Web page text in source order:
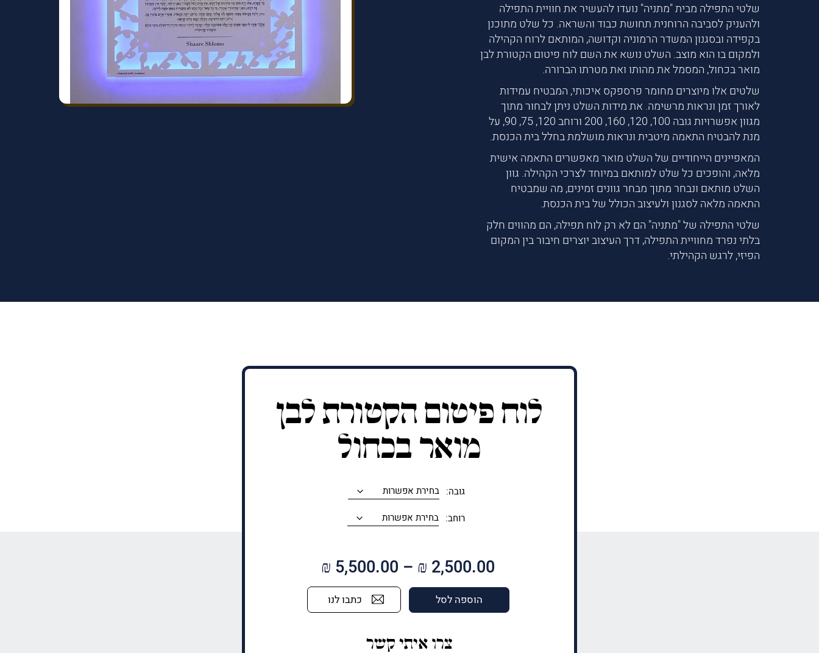
שלטי התפילה מבית "מתניה" נועדו להעשיר את חוויית התפילה
ולהעניק לסביבה הרוחנית תחושת כבוד והשראה. כל שלט מתוכנן
בקפידה ובסגנון המשדר הרמוניה וקדושה, המותאם לרוח הקהילה
ולמקום בו הוא מוצב. השלט נושא את השם לוח פיטום הקטורת לבן
מואר בכחול, המסמל את מהותו ואת מטרתו הברורה.
שלטים אלו מיוצרים מחומר פרספקס איכותי, המבטיח עמידות
לאורך זמן ונראות מרשימה. את מידות השלט ניתן לבחור מתוך
מגוון אפשרויות גובה 100, 120, 160, 200 ורוחב 120, 75, 90, על
מנת להבטיח התאמה מיטבית ונראות מושלמת בחלל בית הכנסת.
המאפיינים הייחודיים של השלט מואר מאפשרים התאמה אישית
מלאה, והופכים כל שלט למותאם במיוחד לצרכי הקהילה. גוון
השלט מותאם ונבחר מתוך מבחר גוונים זמינים, מה שמבטיח
התאמה מלאה לסגנון ולעיצוב הכולל של בית הכנסת.
שלטי התפילה של "מתניה" הם לא רק לוח תפילה, הם מהווים חלק
בלתי נפרד מחוויית התפילה, דרך העיצוב יוצרים חיבור בין המקום
הפיזי, לרגש הקהילתי.
לוח פיטום הקטורת לבן
מואר בכחול
גובה:
רוחב:
₪ 2,500.00
–
₪ 5,500.00 טווח
מחירים:
הוספה לסל כתבו לנו
צרו איתי קשר